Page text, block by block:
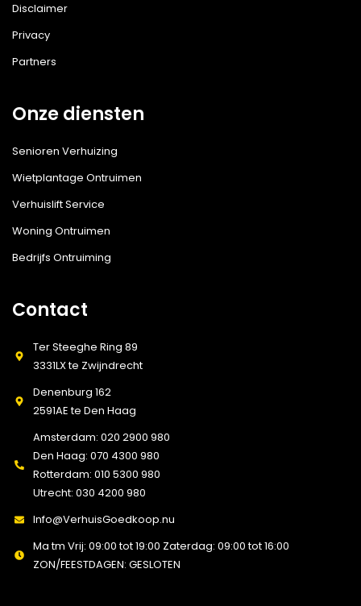
Disclaimer
Privacy
Partners
Onze diensten
Senioren Verhuizing
Wietplantage Ontruimen
Verhuislift Service
Woning Ontruimen
Bedrijfs Ontruiming
Contact
Ter Steeghe Ring 89
3331LX te Zwijndrecht
Denenburg 162
2591AE te Den Haag
Amsterdam: 020 2900 980
Den Haag: 070 4300 980
Rotterdam: 010 5300 980
Utrecht: 030 4200 980
Info@VerhuisGoedkoop.nu
Ma tm Vrij: 09:00 tot 19:00 Zaterdag: 09:00 tot 16:00
ZON/FEESTDAGEN: GESLOTEN